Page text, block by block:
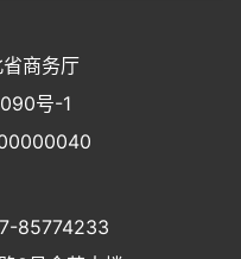
商务厅
号-1
85774233